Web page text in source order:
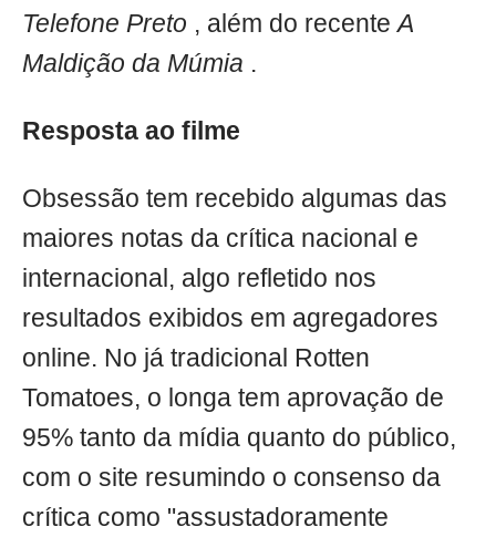
Telefone Preto , além do recenteA
Maldição da Múmia .
Resposta ao filme
Obsessão tem recebido algumas das
maiores notas da crítica nacional e
internacional, algo refletido nos
resultados exibidos em agregadores
online. No já tradicional Rotten
Tomatoes, o longa tem aprovação de
95% tanto da mídia quanto do público,
com o site resumindo o consenso da
crítica como "assustadoramente